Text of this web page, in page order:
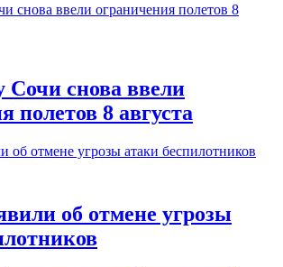
Сочи снова ввели
полетов 8 августа
об отмене угрозы